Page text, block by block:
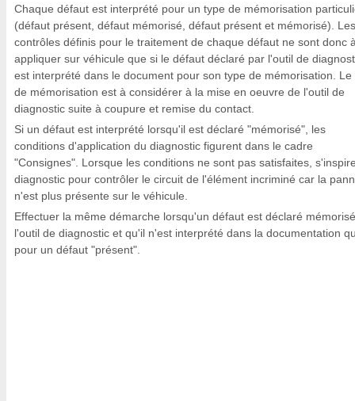
Chaque défaut est interprété pour un type de mémorisation
(défaut présent, défaut mémorisé, défaut présent et mémorisé). Les
contrôles définis pour le traitement de chaque défaut ne sont donc
appliquer sur véhicule que si le défaut déclaré par l'outil de
est interprété dans le document pour son type de mémorisation. Le
de mémorisation est à considérer à la mise en oeuvre de l'outil de
diagnostic suite à coupure et remise du contact.
Si un défaut est interprété lorsqu'il est déclaré "mémorisé", les
conditions d'application du diagnostic figurent dans le cadre
"Consignes". Lorsque les conditions ne sont pas satisfaites,
diagnostic pour contrôler le circuit de l'élément incriminé car la
n'est plus présente sur le véhicule.
Effectuer la même démarche lorsqu'un défaut est déclaré
l'outil de diagnostic et qu'il n'est interprété dans la documentation
pour un défaut "présent".